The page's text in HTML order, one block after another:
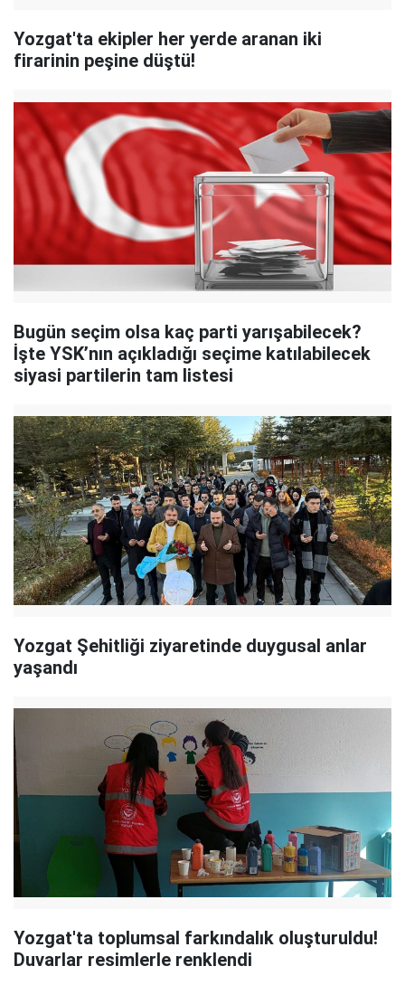
Yozgat'ta ekipler her yerde aranan iki
firarinin peşine düştü!
Bugün seçim olsa kaç parti yarışabilecek?
İşte YSK’nın açıkladığı seçime katılabilecek
siyasi partilerin tam listesi
Yozgat Şehitliği ziyaretinde duygusal anlar
yaşandı
Yozgat'ta toplumsal farkındalık oluşturuldu!
Duvarlar resimlerle renklendi